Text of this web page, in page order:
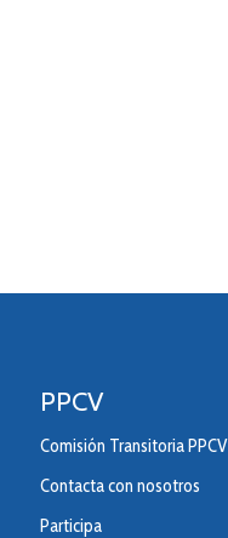
PPCV
Comisión Transitoria PPCV
Contacta con nosotros
Participa